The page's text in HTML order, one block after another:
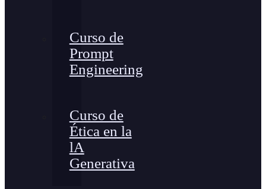
Curso de
Prompt
Engineering
Curso de
Ética en la
lA
Generativa